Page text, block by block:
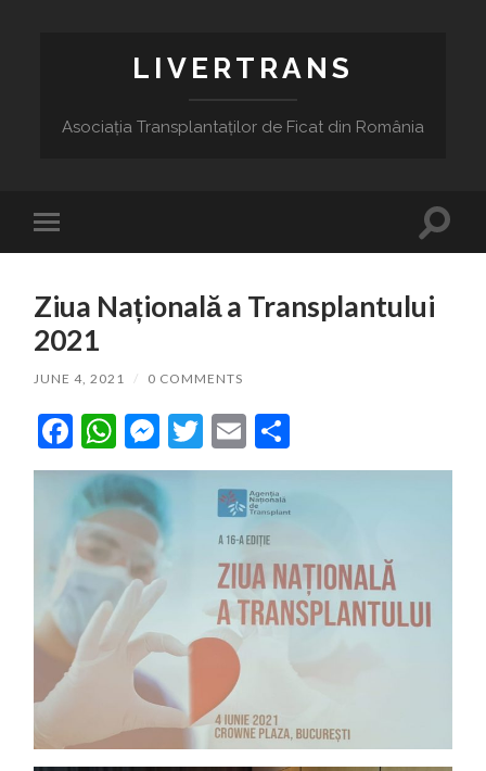
LIVERTRANS
Asociația Transplantaților de Ficat din România
Toggle
mobile
Toggle
Ziua Națională a Transplantului
2021
JUNE 4, 2021 / 0 COMMENTS
Facebook
WhatsApp
Messenger
Twitter
Email